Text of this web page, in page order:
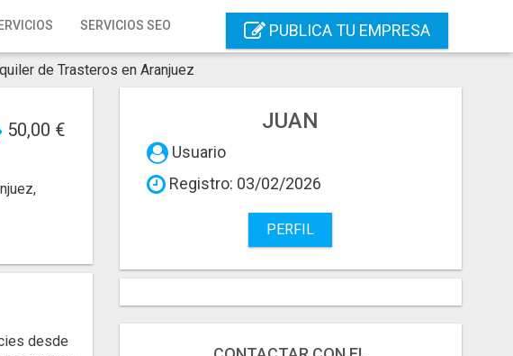
SERVICIOS SEO PUBLICA TU EMPRESA
de Trasteros en Aranjuez
50,00 €
desde
JUAN
Usuario
Registro: 03/02/2026
PERFIL